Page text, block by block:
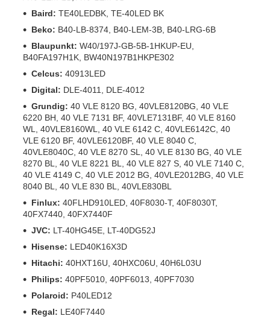
Baird: TE40LEDBK, TE-40LED BK
Beko: B40-LB-8374, B40-LEM-3B, B40-LRG-6B
Blaupunkt: W40/197J-GB-5B-1HKUP-EU,
B40FA197H1K, BW40N197B1HKPE302
Celcus: 40913LED
Digital: DLE-4011, DLE-4012
Grundig: 40 VLE 8120 BG, 40VLE8120BG, 40 VLE
6220 BH, 40 VLE 7131 BF, 40VLE7131BF, 40 VLE 8160
WL, 40VLE8160WL, 40 VLE 6142 C, 40VLE6142C, 40
VLE 6120 BF, 40VLE6120BF, 40 VLE 8040 C,
40VLE8040C, 40 VLE 8270 SL, 40 VLE 8130 BG, 40 VLE
8270 BL, 40 VLE 8221 BL, 40 VLE 827 S, 40 VLE 7140 C,
40 VLE 4149 C, 40 VLE 2012 BG, 40VLE2012BG, 40 VLE
8040 BL, 40 VLE 830 BL, 40VLE830BL
Finlux: 40FLHD910LED, 40F8030-T, 40F8030T,
40FX7440, 40FX7440F
JVC: LT-40HG45E, LT-40DG52J
Hisense: LED40K16X3D
Hitachi: 40HXT16U, 40HXC06U, 40H6L03U
Philips: 40PF5010, 40PF6013, 40PF7030
Polaroid: P40LED12
Regal: LE40F7440